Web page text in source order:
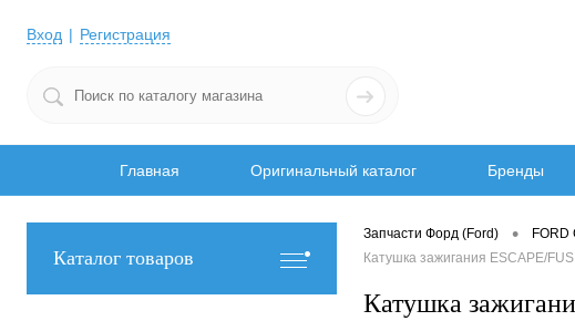
Вход Регистрация
Главная Оригинальный каталог Бренды
Каталог товаров
Запчасти Форд (Ford) • FORD
Катушка зажигания ESCAPE/
Катушка